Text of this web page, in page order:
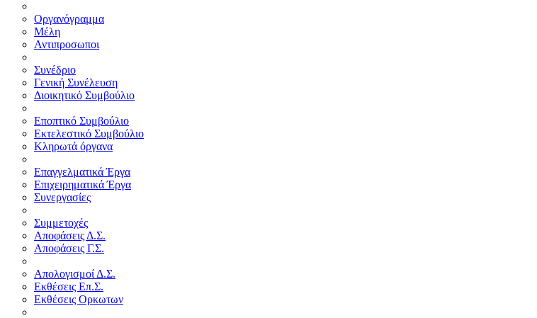
Οργανόγραμμα
Μέλη
Αντιπροσωποι
Συνέδριο
Γενική Συνέλευση
Διοικητικό Συμβούλιο
Εποπτικό Συμβούλιο
Εκτελεστικό Συμβούλιο
Κληρωτά όργανα
Επαγγελματικά Έργα
Επιχειρηματικά Έργα
Συνεργασίες
Συμμετοχές
Αποφάσεις Δ.Σ.
Αποφάσεις Γ.Σ.
Απολογισμοί Δ.Σ.
Εκθέσεις Επ.Σ.
Εκθέσεις Ορκωτων